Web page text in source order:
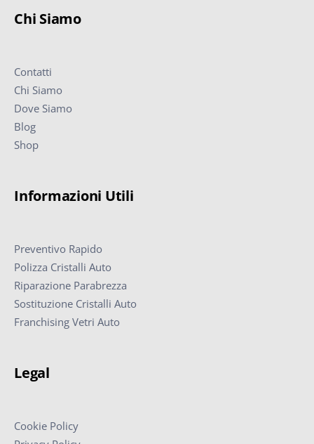
Chi Siamo
Contatti
Chi Siamo
Dove Siamo
Blog
Shop
Informazioni Utili
Preventivo Rapido
Polizza Cristalli Auto
Riparazione Parabrezza
Sostituzione Cristalli Auto
Franchising Vetri Auto
Legal
Cookie Policy